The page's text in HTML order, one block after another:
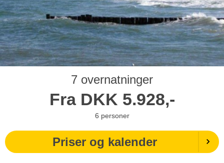
7 overnatninger
Fra DKK 5.928,-
6 personer
Priser og kalender